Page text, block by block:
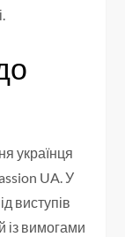
українця
UA. У
виступів
із вимогами